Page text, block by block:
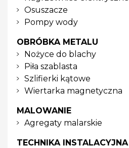
Osuszacze
Pompy wody
OBRÓBKA METALU
Nożyce do blachy
Piła szablasta
Szlifierki kątowe
Wiertarka magnetyczna
MALOWANIE
Agregaty malarskie
TECHNIKA INSTALACYJNA